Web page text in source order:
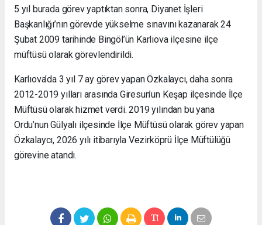
5 yıl burada görev yaptıktan sonra, Diyanet İşleri
Başkanlığı’nın görevde yükselme sınavını kazanarak 24
Şubat 2009 tarihinde Bingöl’ün Karlıova ilçesine ilçe
müftüsü olarak görevlendirildi.
Karlıova’da 3 yıl 7 ay görev yapan Özkalaycı, daha sonra
2012-2019 yılları arasında Giresun’un Keşap ilçesinde İlçe
Müftüsü olarak hizmet verdi. 2019 yılından bu yana
Ordu’nun Gülyalı ilçesinde İlçe Müftüsü olarak görev yapan
Özkalaycı, 2026 yılı itibarıyla Vezirköprü İlçe Müftülüğü
görevine atandı.